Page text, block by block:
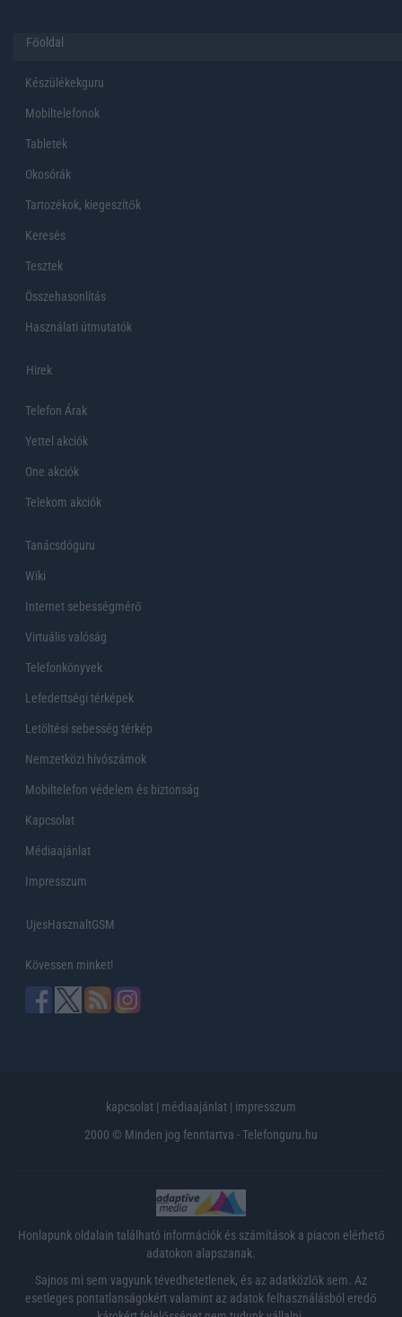
Főoldal
Készülékekguru
Mobiltelefonok
Tabletek
Okosórák
Tartozékok, kiegeszítők
Keresés
Tesztek
Összehasonlítás
Használati útmutatók
Hirek
Telefon Árak
Yettel akciók
One akciók
Telekom akciók
Tanácsdóguru
Wiki
Internet sebességmérő
Virtuális valóság
Telefonkönyvek
Lefedettségi térképek
Letöltési sebesség térkép
Nemzetközi hívószámok
Mobiltelefon védelem és biztonság
Kapcsolat
Médiaajánlat
Impresszum
UjesHasznaltGSM
Kövessen minket!
kapcsolat | médiaajánlat | impresszum
2000 © Minden jog fenntartva - Telefonguru.hu
Honlapunk oldalain található információk és számítások a piacon elérhető
adatokon alapszanak.
Sajnos mi sem vagyunk tévedhetetlenek, és az adatközlők sem. Az
esetleges pontatlanságokért valamint az adatok felhasználásból eredő